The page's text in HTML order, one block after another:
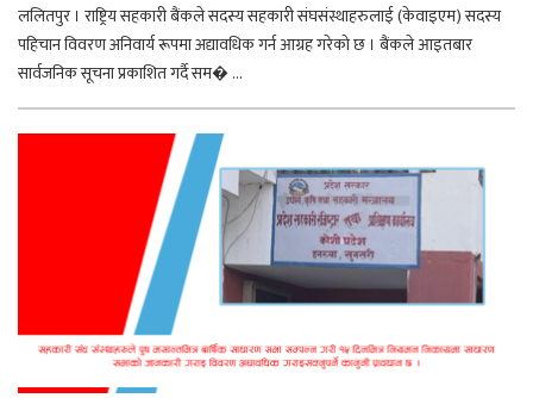
ललितपुर । राष्ट्रिय सहकारी बैंकले सदस्य सहकारी संघसंस्थाहरुलाई (केवाइएम) सदस्य
पहिचान विवरण अनिवार्य रूपमा अद्यावधिक गर्न आग्रह गरेको छ । बैंकले आइतबार
सार्वजनिक सूचना प्रकाशित गर्दै सम� ...